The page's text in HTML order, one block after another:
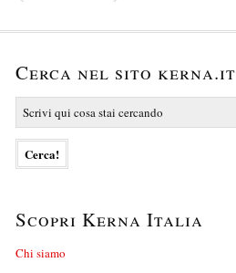
Cerca nel sito kerna.it
Scopri Kerna Italia
Chi siamo